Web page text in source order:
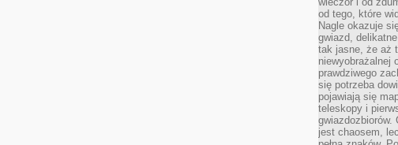
od tego, które
Nagle okazuje
gwiazd,
tak jasne, że aż
niewyobrażalnej
prawdziwego
się potrzeba
pojawiają się
teleskopy i
gwiazdozbiorów.
jest chaosem,